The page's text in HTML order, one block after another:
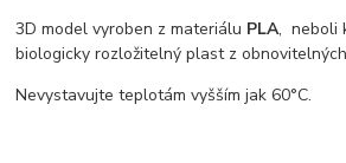
3D model vyroben z materiálu PLA, neboli
biologicky rozložitelný plast z
Nevystavujte teplotám vyšším jak 60°C.